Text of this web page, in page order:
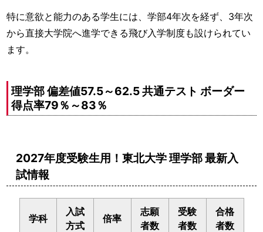
特に意欲と能力のある学生には、学部4年次を経ず、3年次
から直接大学院へ進学できる飛び入学制度も設けられてい
ます。
理学部 偏差値57.5～62.5 共通テスト ボーダー
得点率79％～83％
2027年度受験生用！東北大学 理学部 最新入
試情報
学科
入試
方式
倍率
志願
者数
受験
者数
合格
者数